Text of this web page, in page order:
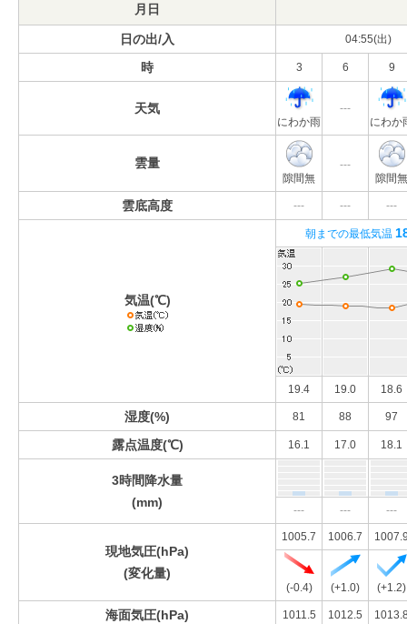
月日
日の出/入 04:55(出)
時 3 6 9
天気
にわか雨
---
にわか
雲量
隙間無
---
隙間無
雲底高度 --- --- ---
気温(℃)
朝までの最低気温
19.4 19.0 18.6
湿度(%) 81 88 97
露点温度(℃) 16.1 17.0 18.1
3時間降水量
(mm)
--- --- ---
現地気圧(hPa)
(変化量)
1005.7 1006.7
(-0.4) (+1.0) (+1.2)
海面気圧(hPa) 1011.5 1012.5